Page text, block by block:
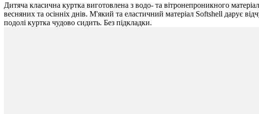
Дитяча класична куртка виготовлена з водо- та вітронепроникного
весняних та осінніх днів. М'який та еластичний матеріал Softshell дарує
подолі куртка чудово сидить. Без підкладки.